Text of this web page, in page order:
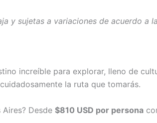
y sujetas a variaciones de acuerdo a
increíble para explorar, lleno de
la ruta que tomarás.
Aires? Desde $810 USD por persona